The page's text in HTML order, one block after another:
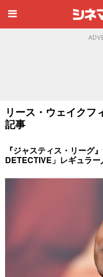
リース・ウェイクフ
記事
『ジャスティス・リーグ
DETECTIVE」レギュラー